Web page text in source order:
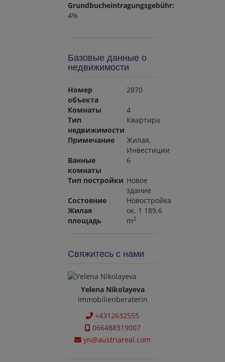
Grundbucheintragungsgebühr:
4%
Базовые данные о
недвижимости
Номер
объекта
2870
Комнаты
4
Тип
недвижимости
Квартира
Примечание
Жилая
Инвестиции
Ванные
комнаты
6
Тип постройки Новое
здание
Состояние
Новостройка
Жилая
площадь
ок. 1 189,6
m2
Свяжитесь с нами
Yelena Nikolayeva
Immobilienberaterin
+4312632555
066488319007
yn@austriareal.com